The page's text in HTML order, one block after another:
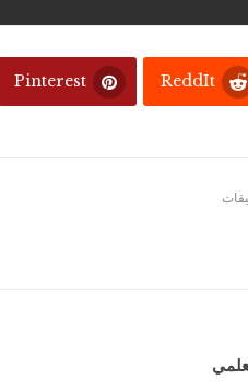
ReddIt
Pinterest
العلمي